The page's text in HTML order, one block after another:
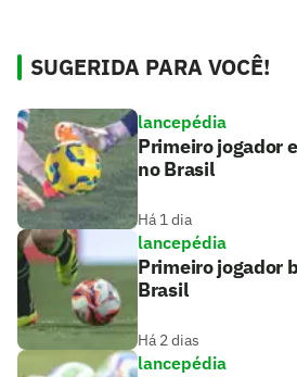
SUGERIDA PARA VOCÊ!
lancepédia
Primeiro jogador
no Brasil
Há 1 dia
lancepédia
Primeiro jogador
Brasil
Há 2 dias
lancepédia